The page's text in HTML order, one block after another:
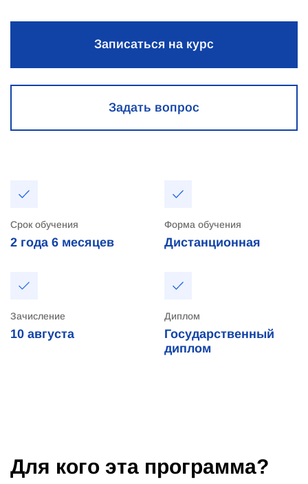
Записаться на курс
Задать вопрос
Срок обучения
2 года 6 месяцев
Форма обучения
Дистанционная
Зачисление
10 августа
Диплом
Государственный
диплом
Для кого эта программа?